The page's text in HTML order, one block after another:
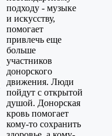
подходу - музыке
и искусству,
помогает
привлечь еще
больше
участников
донорского
движения. Люди
пойдут с открытой
душой. Донорская
кровь помогает
кому-то сохранить